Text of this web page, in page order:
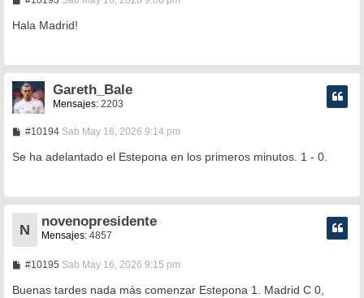
n
s
e
Hala Madrid!
Gareth_Bale
Mensajes: 2203
#10194M
n
s
e
Sab May 16, 2026 9:14 pm
Se ha adelantado el Estepona en los primeros minutos. 1 - 0.
N
novenopresidente
Mensajes: 4857
#10195M
n
Sab May 16, 2026 9:15 pm
Buenas tardes nada más comenzar Estepona 1. Madrid C 0,